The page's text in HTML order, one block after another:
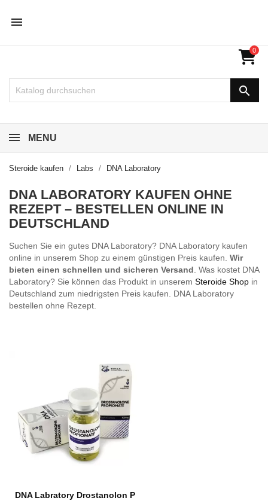

0

MENU
Steroide kaufen Labs DNA Laboratory
DNA LABORATORY KAUFEN OHNE
REZEPT – BESTELLEN ONLINE IN
DEUTSCHLAND
Suchen Sie ein gutes DNA Laboratory? DNA Laboratory kaufen
online in unserem Shop zu einem günstigen Preis kaufen. Wir
bieten einen schnellen und sicheren Versand . Was kostet DNA
Laboratory? Sie können das Produkt in unserem Steroide Shop in
Deutschland zum niedrigsten Preis kaufen. DNA Laboratory
bestellen ohne Rezept.
IN DEN WARENKORB
DNA Labratory Drostanolon P